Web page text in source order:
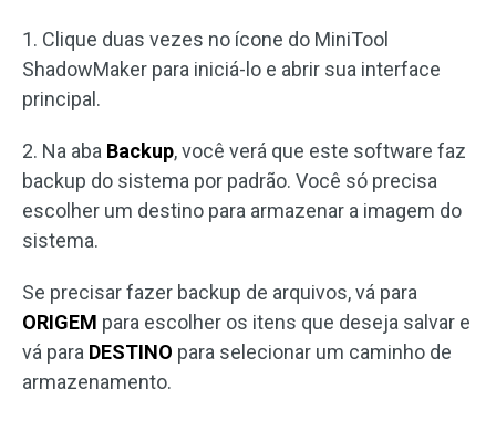
1. Clique duas vezes no ícone do MiniTool
ShadowMaker para iniciá-lo e abrir sua interface
principal.
2. Na aba Backup, você verá que este software faz
backup do sistema por padrão. Você só precisa
escolher um destino para armazenar a imagem do
sistema.
Se precisar fazer backup de arquivos, vá para
ORIGEM para escolher os itens que deseja salvar e
vá para DESTINO para selecionar um caminho de
armazenamento.